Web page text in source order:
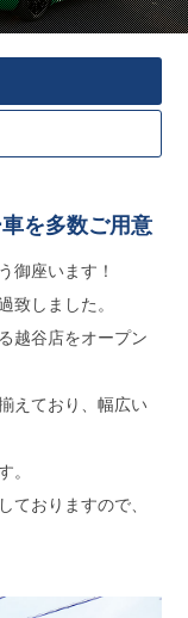
Purchase Plan
Maintenance
買取無料査定
を多数ご用意
御座います！
致しました。
越谷店をオープン
えており、幅広い
。
ておりますので、